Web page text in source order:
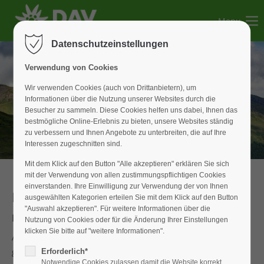
Der Eintrag "offcanvas-col2" existiert leider nicht.
Der Eintrag "offcanvas-col3" existiert leider nicht.
Der Eintrag "offcanvas-col4" existiert leider nicht.
Menu
Hochtour
Hitzeschlacht am Gletscher
Am Freitag-Morgen fuhren wir zu Acht ins Ötztal und waren
gespannt, welche Bedingungen uns auf der geplanten
Datenschutzeinstellungen
Verwendung von Cookies
Wir verwenden Cookies (auch von Drittanbietern), um
Informationen über die Nutzung unserer Websites durch die
Besucher zu sammeln. Diese Cookies helfen uns dabei, Ihnen das
bestmögliche Online-Erlebnis zu bieten, unsere Websites ständig
zu verbessern und Ihnen Angebote zu unterbreiten, die auf Ihre
Interessen zugeschnitten sind.
Mit dem Klick auf den Button "Alle akzeptieren" erklären Sie sich
mit der Verwendung von allen zustimmungspflichtigen Cookies
einverstanden. Ihre Einwilligung zur Verwendung der von Ihnen
ausgewählten Kategorien erteilen Sie mit dem Klick auf den Button
"Auswahl akzeptieren". Für weitere Informationen über die
Nutzung von Cookies oder für die Änderung Ihrer Einstellungen
klicken Sie bitte auf "weitere Informationen".
Erforderlich*
Notwendige Cookies zulassen damit die Website korrekt